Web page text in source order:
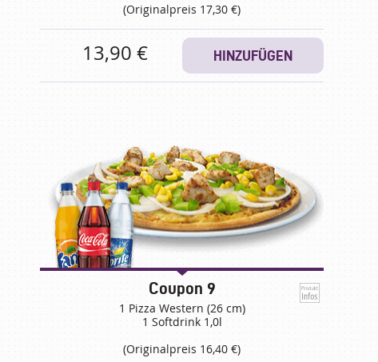
(Originalpreis 17,30 €)
13,90 € HINZUFÜGEN
Coupon 9
1 Pizza Western (26 cm)
1 Softdrink 1,0l
(Originalpreis 16,40 €)